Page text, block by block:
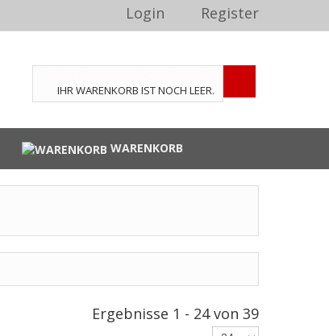
Login Register
IHR WARENKORB IST NOCH LEER.
WARENKORB
Ergebnisse 1 - 24 von 39